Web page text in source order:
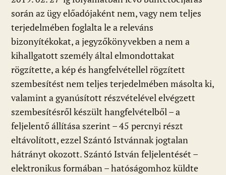
során az ügy előadójaként nem, vagy nem teljes
terjedelmében foglalta le a releváns
bizonyítékokat, a jegyzőkönyvekben a nem a
kihallgatott személy által elmondottakat
rögzítette, a kép és hangfelvétellel rögzített
szembesítést nem teljes terjedelmében másolta ki,
valamint a gyanúsított részvételével elvégzett
szembesítésről készült hangfelvételből – a
feljelentő állítása szerint – 45 percnyi részt
eltávolított, ezzel Szántó Istvánnak jogtalan
hátrányt okozott. Szántó István feljelentését –
elektronikus formában – hatóságomhoz küldte